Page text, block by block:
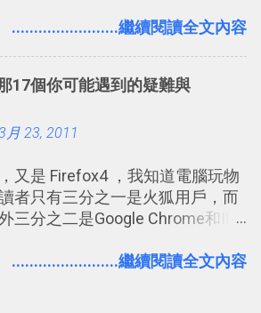
隱私設定全新簡化介面設計
中接收到朋友互動產生的樂趣
電腦玩物 」粉絲專頁，我把自己
考分享上去，從讀者回饋中，我
以邊寫邊修改調整文章的方向，
得一些新的資料，讓電腦玩物裡
Facebook在「 玩樂 」之外也是「
文章： 把不同筆記中的待辦清單統
合、目錄連結、錨點連結，整理
不麻煩！我常用兩個 Evernote AI
新增類似 Google 文件的
號登入」多人同步編輯功能
........................繼續閱讀全文內容
17個你可能遇到的疑難與
月 23, 2011
又是 Firefox4 ，我知道電腦玩物
者只有三分之一是火狐用戶，而
三分之二是Google Chrome和IE
但問題是我確實是個Firefox 4愛用
........................繼續閱讀全文內容